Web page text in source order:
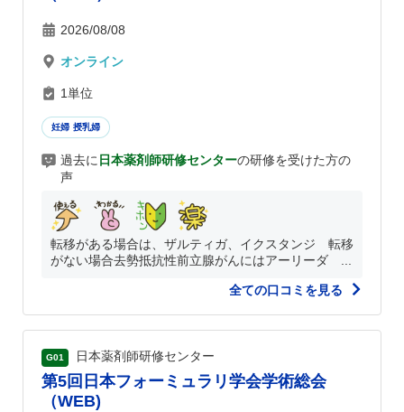
2026/08/08
オンライン
1単位
妊婦 授乳婦
過去に 日本薬剤師研修センターの研修を受けた方の
声
転移がある場合は、ザルティガ、イクスタンジ 転移
がない場合去勢抵抗性前立腺がんにはアーリーダ ...
全ての口コミを見る
G01 日本薬剤師研修センター
第5回日本フォーミュラリ学会学術総会
（WEB)